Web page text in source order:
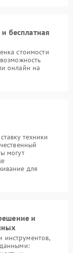
бесплатная
стоимости
онлайн на
техники
могут
для
и
инструментов,